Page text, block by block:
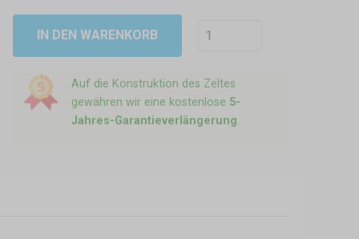
IN DEN WARENKORB
Auf die Konstruktion des Zeltes
gewähren wir eine kostenlose 5-
Jahres-Garantieverlängerung.